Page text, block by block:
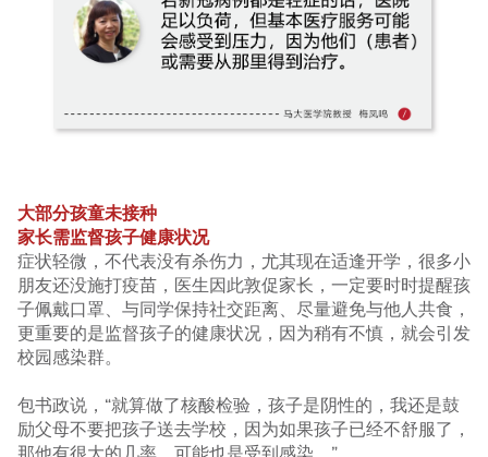
大部分孩童未接种
家长需监督孩子健康状况
症状轻微，不代表没有杀伤力，尤其现在适逢开学，很多小
朋友还没施打疫苗，医生因此敦促家长，一定要时时提醒孩
子佩戴口罩、与同学保持社交距离、尽量避免与他人共食，
更重要的是监督孩子的健康状况，因为稍有不慎，就会引发
校园感染群。
包书政说，“就算做了核酸检验，孩子是阴性的，我还是鼓
励父母不要把孩子送去学校，因为如果孩子已经不舒服了，